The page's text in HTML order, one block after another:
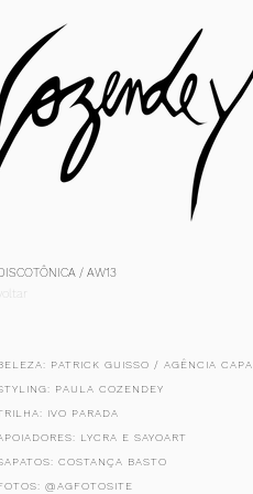
/ AW13
voltar
PATRICK GUISSO / AGÊNCIA CAPA
PAULA COZENDEY
IVO PARADA
LYCRA E SAYOART
COSTANÇA BASTO
@AGFOTOSITE